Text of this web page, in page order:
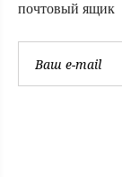
почтовый ящик